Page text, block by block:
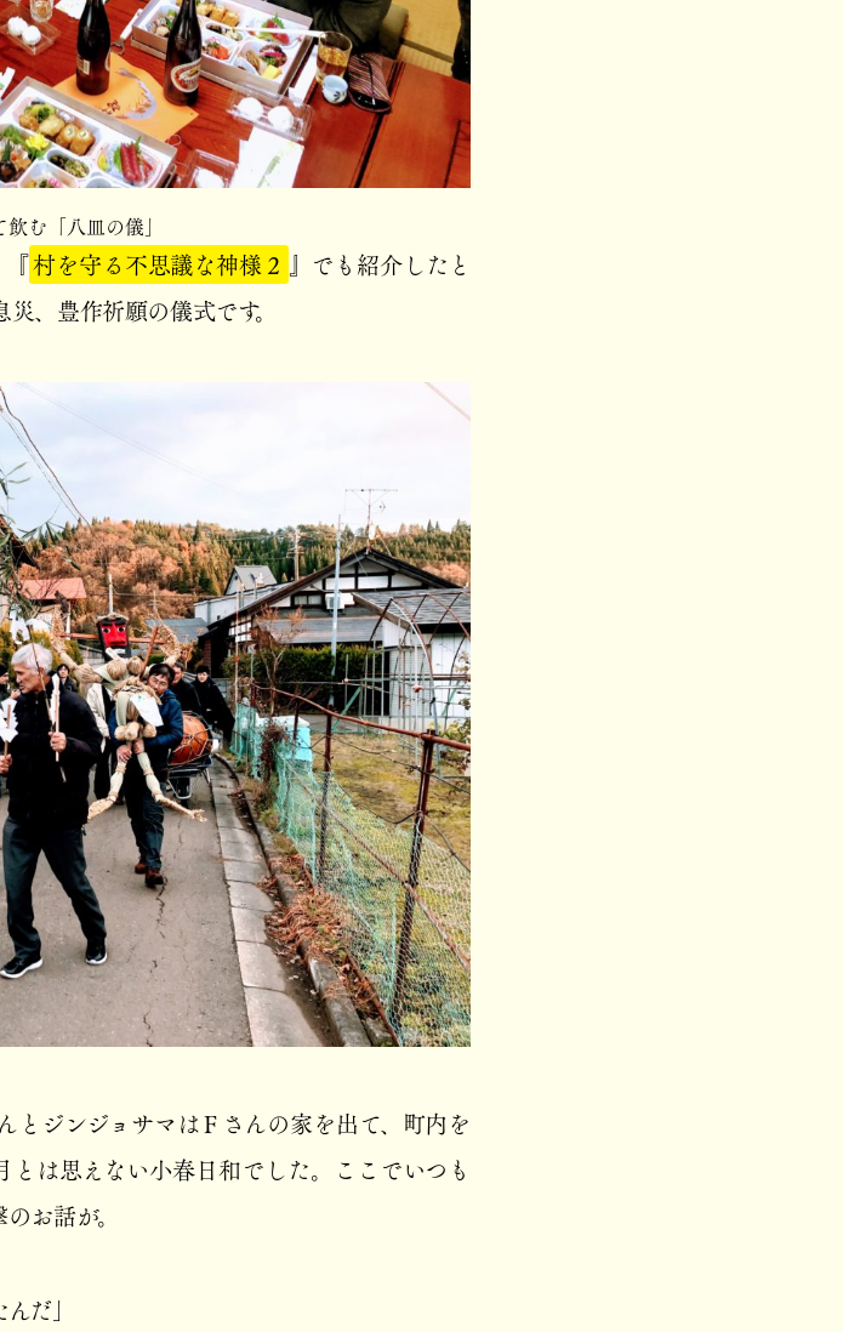
む「八皿の儀」
『村を守る不思議な神様２ 』でも紹介したと
、豊作祈願の儀式です。
ジンジョサマはＦさんの家を出て、町内を
は思えない小春日和でした。ここでいつも
お話が。
だ」